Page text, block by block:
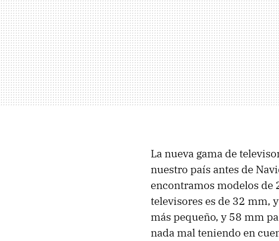
La nueva gama de
nuestro país antes de
encontramos modelos de
televisores es de 32 mm,
más pequeño, y 58 mm
nada mal teniendo en